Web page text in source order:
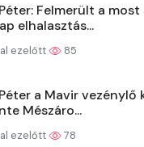
Felmerült a
elhalasztás...
ezelőtt 85
a Mavir vezénylő
Mészáro...
ezelőtt 78